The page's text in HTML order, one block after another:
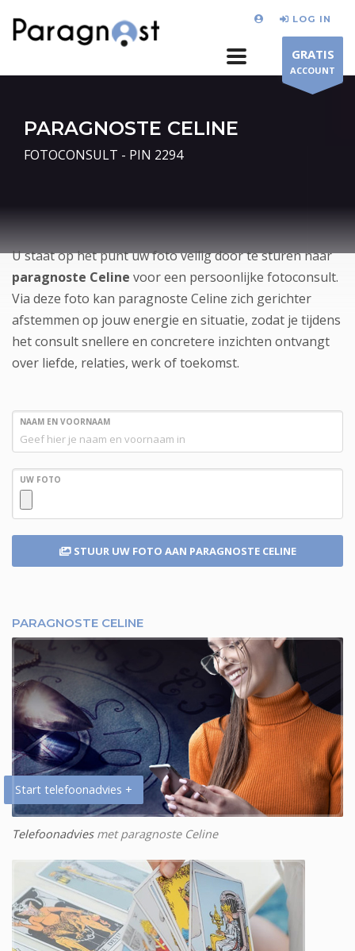
LOG IN
GRATIS
ACCOUNT
PARAGNOSTE CELINE
FOTOCONSULT - PIN 2294
U staat op het punt uw foto veilig door te sturen naar
paragnoste Celine voor een persoonlijke fotoconsult.
Via deze foto kan paragnoste Celine zich gerichter
afstemmen op jouw energie en situatie, zodat je tijdens
het consult snellere en concretere inzichten ontvangt
over liefde, relaties, werk of toekomst.
NAAM EN VOORNAAM
UW FOTO
STUUR UW FOTO AAN PARAGNOSTE CELINE
PARAGNOSTE CELINE
Start telefoonadvies +
Telefoonadviesmet paragnoste Celine